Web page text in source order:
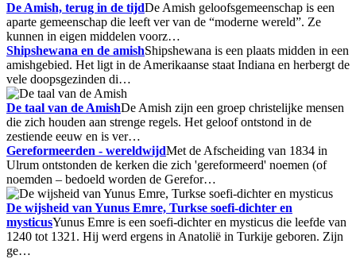
De Amish, terug in de tijdDe Amish geloofsgemeenschap is een
aparte gemeenschap die leeft ver van de “moderne wereld”. Ze
kunnen in eigen middelen voorz…
Shipshewana en de amishShipshewana is een plaats midden in een
amishgebied. Het ligt in de Amerikaanse staat Indiana en herbergt de
vele doopsgezinden di…
De taal van de AmishDe Amish zijn een groep christelijke mensen
die zich houden aan strenge regels. Het geloof ontstond in de
zestiende eeuw en is ver…
Gereformeerden - wereldwijdMet de Afscheiding van 1834 in
Ulrum ontstonden de kerken die zich 'gereformeerd' noemen (of
noemden – bedoeld worden de Gerefor…
De wijsheid van Yunus Emre, Turkse soefi-dichter en
mysticusYunus Emre is een soefi-dichter en mysticus die leefde van
1240 tot 1321. Hij werd ergens in Anatolië in Turkije geboren. Zijn
ge…